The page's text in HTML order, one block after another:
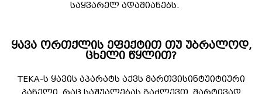
საყვარელ ადამიანებს.
ყავა ორთქლის ეფექტით თუ უბრალოდ,
ცხელი წყლით?
TEKA-ს ყავის აპარატს აქვს მართვისინტუიტიური